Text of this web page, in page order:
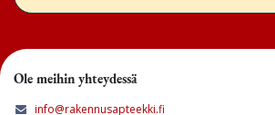
Ole meihin yhteydessä
info@rakennusapteekki.fi